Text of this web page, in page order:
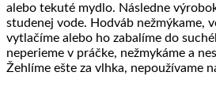
alebo tekuté mydlo. Následne
studenej vode. Hodváb nežmýkame,
vytlačíme alebo ho zabalíme do
neperieme v práčke, nežmykáme a
Žehlíme ešte za vlhka, nepoužívame